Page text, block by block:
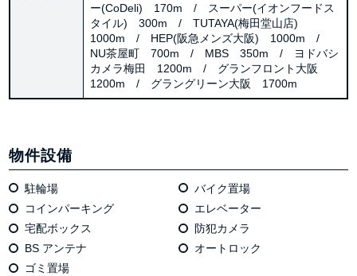
ー(CoDeli) 170m / スーパー(イオンフードス
タイル) 300m / TUTAYA(梅田堂山店)
1000m / HEP(阪急メンズ大阪) 1000m /
NU茶屋町 700m / MBS 350m / ヨドバシ
カメラ梅田 1200m / グランフロント大阪
1200m / グラングリーン大阪 1700m
物件設備
駐輪場
バイク置場
コインパーキング
エレベーター
宅配ボックス
防犯カメラ
BS アンテナ
オートロック
ゴミ置場